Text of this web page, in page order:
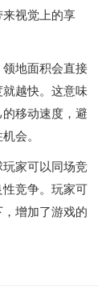
视觉上的享
地面积会直接
越快。这意味
移动速度，避
会。
家可以同场竞
竞争。玩家可
增加了游戏的